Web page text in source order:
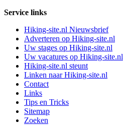
Service links
Hiking-site.nl Nieuwsbrief
Adverteren op Hiking-site.nl
Uw stages op Hiking-site.nl
Uw vacatures op Hiking-site.nl
Hiking-site.nl steunt
Linken naar Hiking-site.nl
Contact
Links
Tips en Tricks
Sitemap
Zoeken